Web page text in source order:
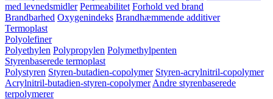
med levnedsmidler Permeabilitet Forhold ved brand
Brandbarhed Oxygenindeks Brandhæmmende additiver
Termoplast
Polyolefiner
Polyethylen Polypropylen Polymethylpenten
Styrenbaserede termoplast
Polystyren Styren-butadien-copolymer Styren-acrylnitril-copolymer
Acrylnitril-butadien-styren-copolymer Andre styrenbaserede
terpolymerer